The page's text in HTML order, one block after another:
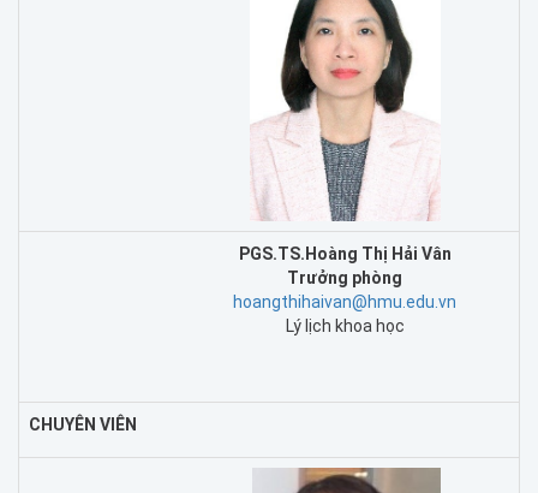
PGS.TS.Hoàng Thị Hải Vân
Trưởng phòng
hoangthihaivan@hmu.edu.vn
Lý lịch khoa học
CHUYÊN VIÊN